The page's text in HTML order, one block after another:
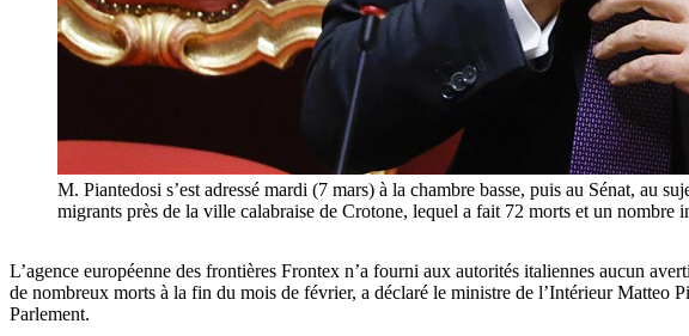
M. Piantedosi s’est adressé mardi (7 mars) à la chambre basse, puis au Sénat, au
migrants près de la ville calabraise de Crotone, lequel a fait 72 morts et un
L’agence européenne des frontières Frontex n’a fourni aux autorités italiennes aucun
de nombreux morts à la fin du mois de février, a déclaré le ministre de l’Intérieur Matteo
Parlement.